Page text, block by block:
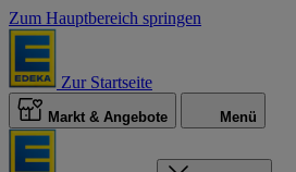
Zum Hauptbereich springen
Zur Startseite
Markt & Angebote Menü